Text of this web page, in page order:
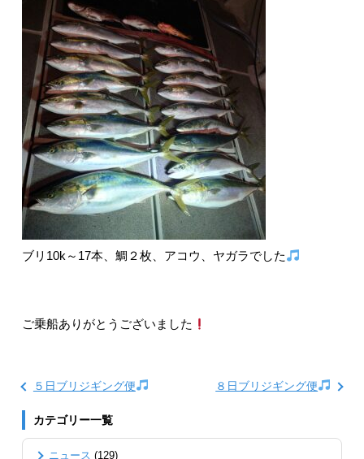
ブリ10k～17本、鯛２枚、アコウ、ヤガラでした
ご乗船ありがとうございました
５日ブリジギング便 ８日ブリジギング便
カテゴリー一覧
ニュース (129)